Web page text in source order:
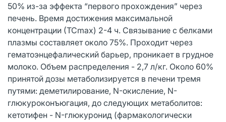
50% из-за эффекта “первого прохождения” через
печень. Время достижения максимальной
концентрации (ТСmах) 2-4 ч. Связывание с белками
плазмы составляет около 75%. Проходит через
гематоэнцефалический барьер, проникает в грудное
молоко. Объем распределения - 2,7 л/кг. Около 60%
принятой дозы метаболизируется в печени тремя
путями: деметилирование, N-окисление, N-
глюкуроконъюгация, до следующих метаболитов:
кетотифен - N-глюкуронид (фармакологически